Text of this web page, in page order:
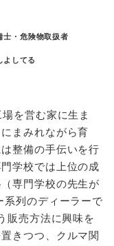
士・危険物取扱者
よしてる
を営む家に生ま
まみれながら育
整備の手伝いを行
学校では上位の成
専門学校の先生が
系列のディーラーで
販売方法に興味を
きつつ、クルマ関